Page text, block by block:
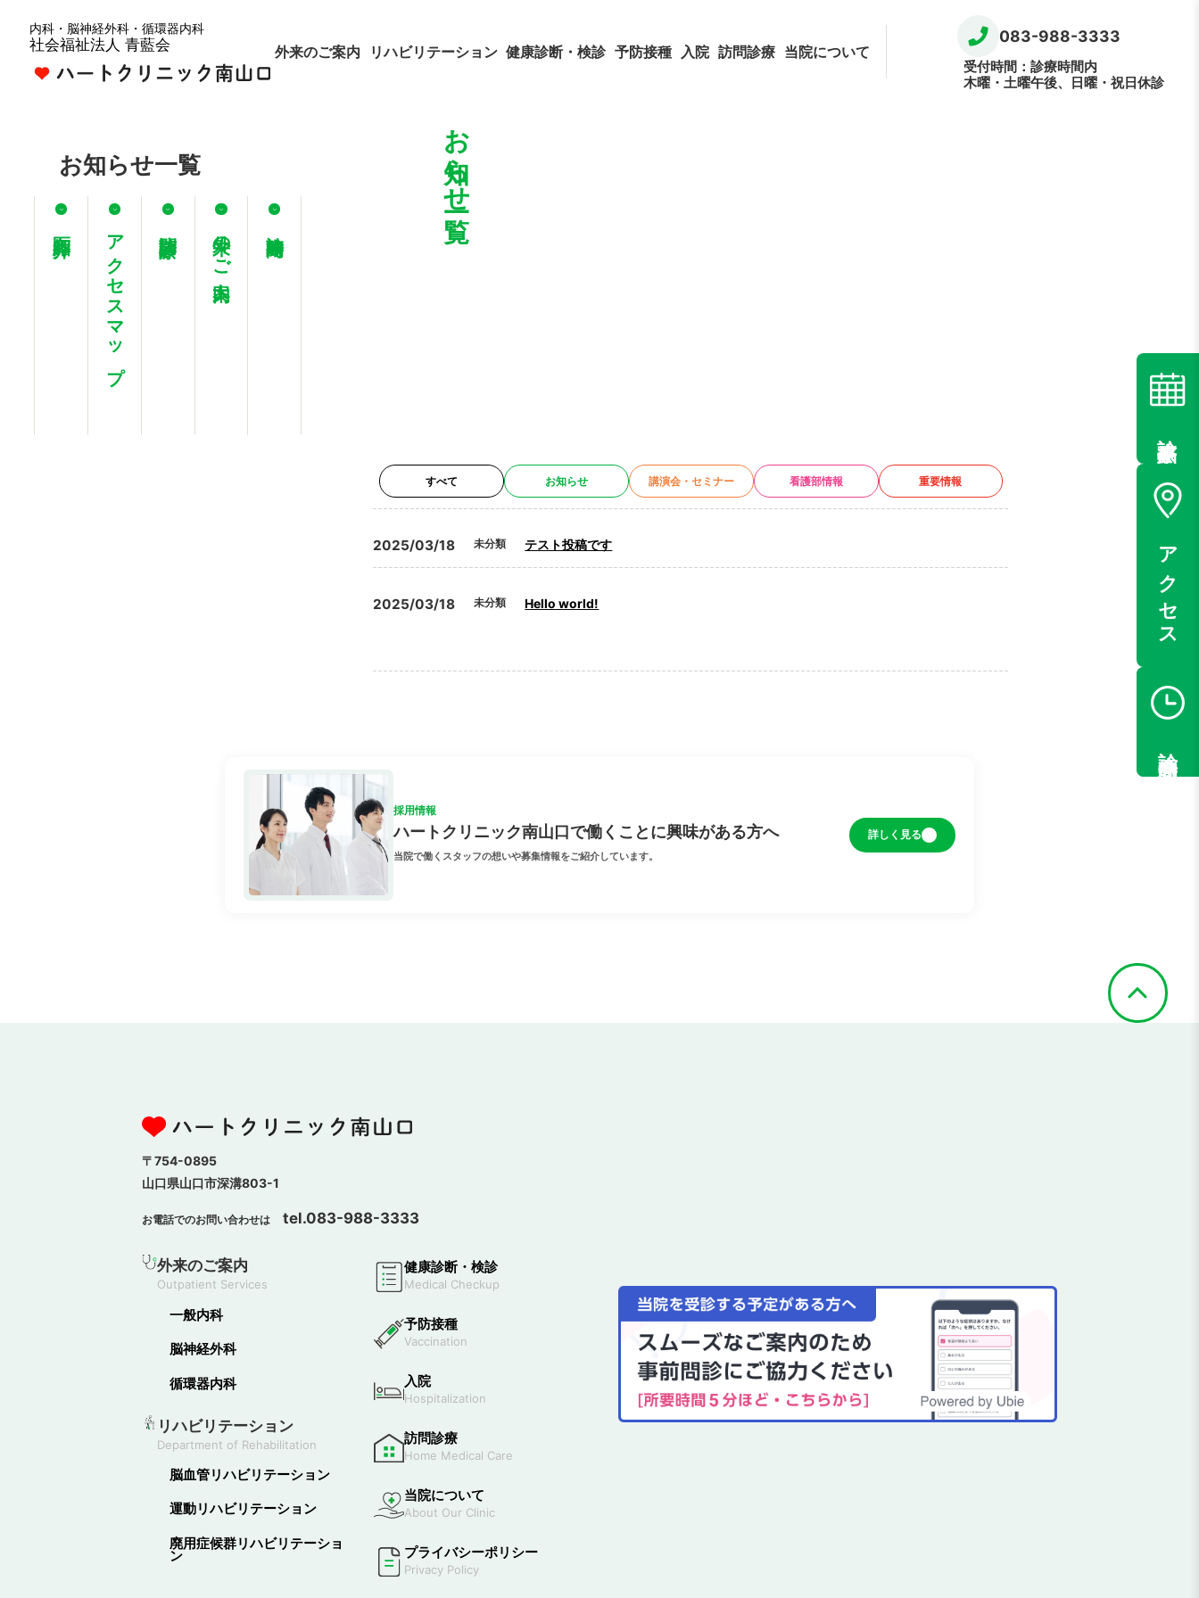
内科・脳神経外科・循環器内科
社会福祉法人 青藍会 外来のご案内 リハビリテーション 健康診断・検診 予防接種 入院 訪問診療 当院について
083-988-3333
受付時間：診療時間内
木曜・土曜午後、日曜・祝日休診
アクセス
お知らせ一覧
すべて お知らせ 講演会・セミナー 看護部情報 重要情報
2025/03/18 未分類 テスト投稿です
2025/03/18 未分類 Hello world!
お知らせ一覧
アクセスマップ 外来のご案内
採用情報
ハートクリニック南山口で働くことに興味がある方へ
当院で働くスタッフの想いや募集情報をご紹介しています。
詳しく見る
〒754-0895
山口県山口市深溝803-1
お電話でのお問い合わせは tel.083-988-3333
外来のご案内
Outpatient Services
一般内科
脳神経外科
循環器内科
リハビリテーション
Department of Rehabilitation
脳血管リハビリテーション
運動リハビリテーション
廃用症候群リハビリテーショ
ン
健康診断・検診
Medical Checkup
予防接種
Vaccination
入院
Hospitalization
訪問診療
Home Medical Care
当院について
About Our Clinic
プライバシーポリシー
Privacy Policy